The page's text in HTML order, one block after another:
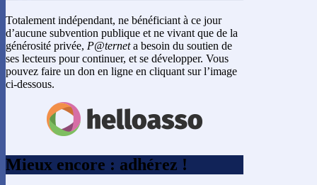
Totalement indépendant, ne bénéficiant à ce jour
d’aucune subvention publique et ne vivant que de la
générosité privée, P@terneta besoin du soutien de
ses lecteurs pour continuer, et se développer. Vous
pouvez faire un don en ligne en cliquant sur l’image
ci-dessous.
Mieux encore : adhérez !